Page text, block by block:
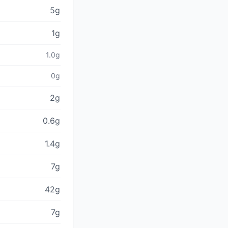
5g
1g
1.0g
0g
2g
0.6g
1.4g
7g
42g
7g